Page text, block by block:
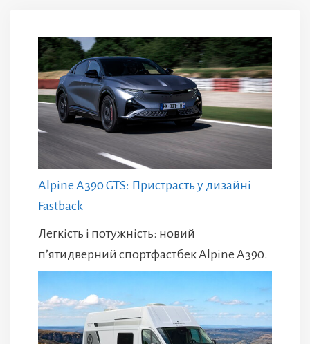
Alpine A390 GTS: Пристрасть у дизайні
Fastback
Легкість і потужність: новий
п’ятидверний спортфастбек Alpine A390.